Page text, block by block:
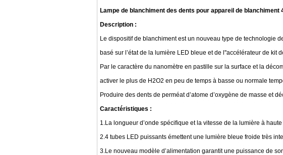
Lampe de blanchiment des dents pour appareil de blanchiment
Description :
Le dispositif de blanchiment est un nouveau type de technologie
basé sur l’état de la lumière LED bleue et de l''accélérateur de kit
Par le caractère du nanomètre en pastille sur la surface et la
activer le plus de H2O2 en peu de temps à basse ou normale
Produire des dents de perméat d’atome d’oxygène de masse et
Caractéristiques :
1.La longueur d’onde spécifique et la vitesse de la lumière à
2.4 tubes LED puissants émettent une lumière bleue froide très
3.Le nouveau modèle d’alimentation garantit une puissance de